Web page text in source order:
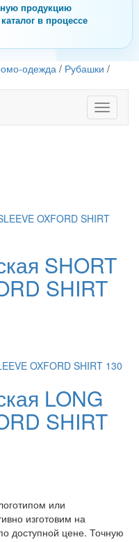
продукцию
в процессе
одежда / Рубашки /
Toggle
SHORT
SHIRT
LONG
SHIRT
или
изготовим на
доступной цене. Точную